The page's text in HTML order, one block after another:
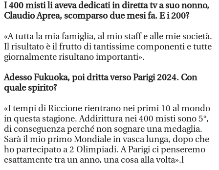
I 400 misti li aveva dedicati in diretta tv a suo nonno,
Claudio Aprea, scomparso due mesi fa. E i 200?
«A tutta la mia famiglia, al mio staff e alle mie società.
Il risultato è il frutto di tantissime componenti e tutte
giornalmente risultano importanti».
Adesso Fukuoka, poi dritta verso Parigi 2024. Con
quale spirito?
«I tempi di Riccione rientrano nei primi 10 al mondo
in questa stagione. Addirittura nei 400 misti sono 5°,
di conseguenza perché non sognare una medaglia.
Sarà il mio primo Mondiale in vasca lunga, dopo che
ho partecipato a 2 Olimpiadi. A Parigi ci penseremo
esattamente tra un anno, una cosa alla volta».l